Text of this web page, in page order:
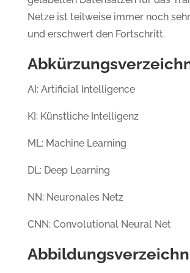
Netze ist teilweise immer noch
und erschwert den Fortschritt.
AI: Artificial Intelligence
KI: Künstliche Intelligenz
ML: Machine Learning
DL: Deep Learning
NN: Neuronales Netz
CNN: Convolutional Neural Net